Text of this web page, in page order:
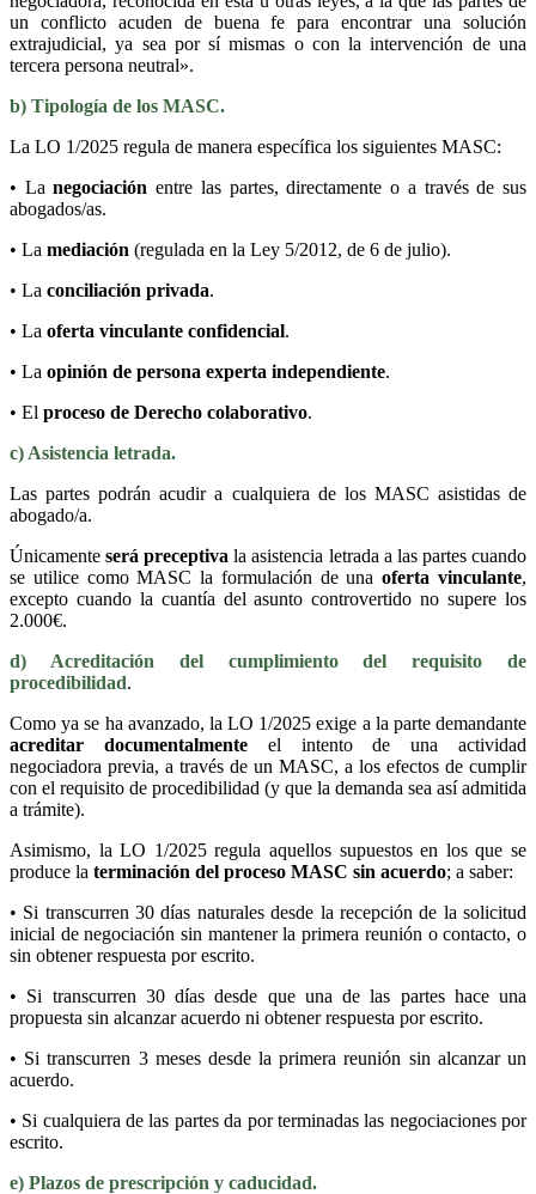
un conflicto acuden de buena fe para encontrar una solución
extrajudicial, ya sea por sí mismas o con la intervención de una
tercera persona neutral».
b) Tipología de los MASC.
La LO 1/2025 regula de manera específica los siguientes MASC:
• Lanegociación entre las partes, directamente o a través de sus
abogados/as.
• La mediación (regulada en la Ley 5/2012, de 6 de julio).
• La conciliación privada.
• La oferta vinculante confidencial.
• La opinión de persona experta independiente.
• El proceso de Derecho colaborativo.
c) Asistencia letrada.
Las partes podrán acudir a cualquiera de los MASC asistidas de
abogado/a.
Únicamenteserá preceptiva la asistencia letrada a las partes cuando
se utilice como MASC la formulación de unaoferta vinculante,
excepto cuando la cuantía del asunto controvertido no supere los
2.000€.
d) Acreditación del cumplimiento del requisito de
procedibilidad.
Como ya se ha avanzado, la LO 1/2025 exige a la parte demandante
acreditar documentalmenteel intento de una actividad
negociadora previa, a través de un MASC, a los efectos de cumplir
con el requisito de procedibilidad (y que la demanda sea así admitida
a trámite).
Asimismo, la LO 1/2025 regula aquellos supuestos en los que se
produce la terminación del proceso MASC sin acuerdo; a saber:
• Si transcurren 30 días naturales desde la recepción de la solicitud
inicial de negociación sin mantener la primera reunión o contacto, o
sin obtener respuesta por escrito.
• Si transcurren 30 días desde que una de las partes hace una
propuesta sin alcanzar acuerdo ni obtener respuesta por escrito.
• Si transcurren 3 meses desde la primera reunión sin alcanzar un
acuerdo.
• Si cualquiera de las partes da por terminadas las negociaciones por
escrito.
e) Plazos de prescripción y caducidad.